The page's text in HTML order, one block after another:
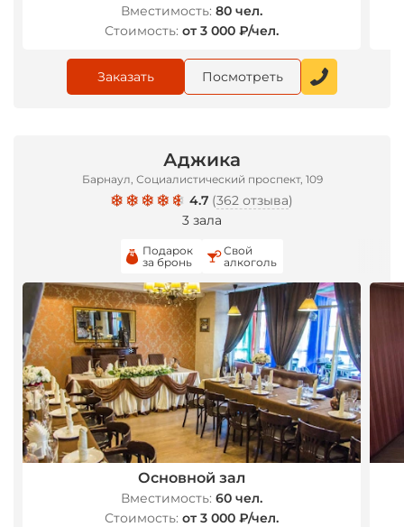
Вместимость: 80 чел.
Стоимость: от 3 000 ₽/чел.
Заказать Посмотреть
Аджика
Барнаул, Социалистический проспект, 109
4.7 (362 отзыва)
3 зала
Подарок
за бронь
Свой
алкоголь
Основной зал
Вместимость: 60 чел.
Стоимость: от 3 000 ₽/чел.
* *